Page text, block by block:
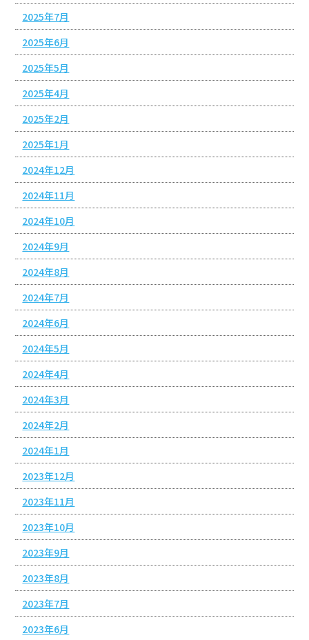
2025年7月
2025年6月
2025年5月
2025年4月
2025年2月
2025年1月
2024年12月
2024年11月
2024年10月
2024年9月
2024年8月
2024年7月
2024年6月
2024年5月
2024年4月
2024年3月
2024年2月
2024年1月
2023年12月
2023年11月
2023年10月
2023年9月
2023年8月
2023年7月
2023年6月